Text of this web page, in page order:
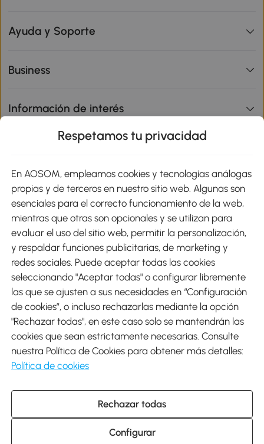
Ayuda y Soporte
Business
Información de interés
Métodos de Pago
Envíos
Descargar Aosom App
Google Play
931 29 45 12 (L-V de 8:30 a 17:30h)
atencioncliente@aosom.es
C/ Roc Gros, nº 15. 08550 Els Hostalets de Balenyà (Barcelona),
Respetamos tu privacidad
En AOSOM, empleamos cookies y tecnologías análogas
propias y de terceros en nuestro sitio web. Algunas son
esenciales para el correcto funcionamiento de la web,
mientras que otras son opcionales y se utilizan para
evaluar el uso del sitio web, permitir la personalización,
y respaldar funciones publicitarias, de marketing y
redes sociales. Puede aceptar todas las cookies
seleccionando "Aceptar todas" o configurar libremente
las que se ajusten a sus necesidades en “Configuración
de cookies”, o incluso rechazarlas mediante la opción
"Rechazar todas", en este caso solo se mantendrán las
cookies que sean estrictamente necesarias. Consulte
nuestra Política de Cookies para obtener más detalles:
Política de cookies
Rechazar todas
Configurar